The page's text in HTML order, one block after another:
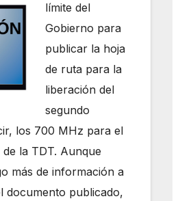
límite del
Gobierno para
publicar la hoja
de ruta para la
liberación del
segundo
los 700 MHz para el
la TDT. Aunque
más de información a
documento publicado,